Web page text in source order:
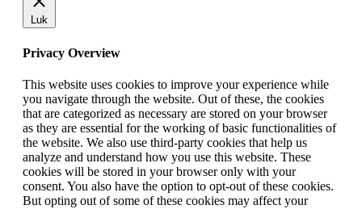
Luk
Privacy Overview
This website uses cookies to improve your experience while
you navigate through the website. Out of these, the cookies
that are categorized as necessary are stored on your browser
as they are essential for the working of basic functionalities of
the website. We also use third-party cookies that help us
analyze and understand how you use this website. These
cookies will be stored in your browser only with your
consent. You also have the option to opt-out of these cookies.
But opting out of some of these cookies may affect your